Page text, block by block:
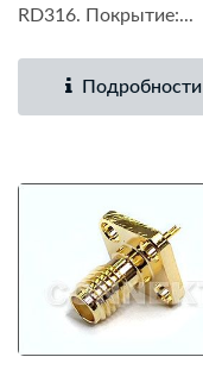
RD316. Покрытие:...
Подробности